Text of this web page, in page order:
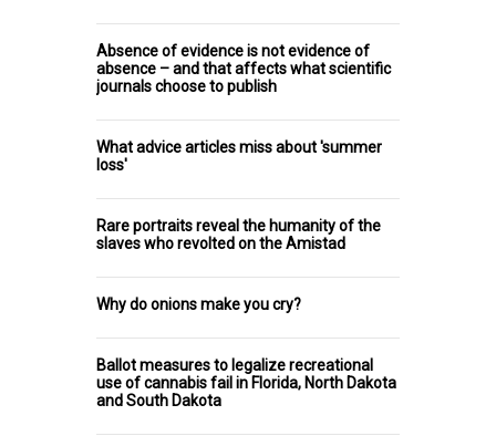
Absence of evidence is not evidence of
absence – and that affects what scientific
journals choose to publish
What advice articles miss about 'summer
loss'
Rare portraits reveal the humanity of the
slaves who revolted on the Amistad
Why do onions make you cry?
Ballot measures to legalize recreational
use of cannabis fail in Florida, North Dakota
and South Dakota